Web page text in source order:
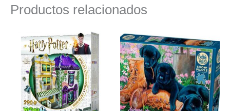
Productos relacionados